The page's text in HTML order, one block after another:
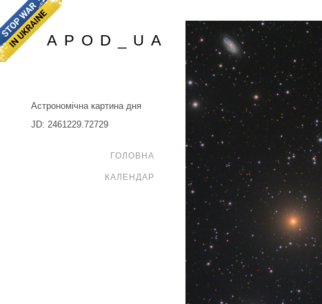
APOD_UA
Астрономічна картина дня
JD: 2461229.72729
ГОЛОВНА
КАЛЕНДАР